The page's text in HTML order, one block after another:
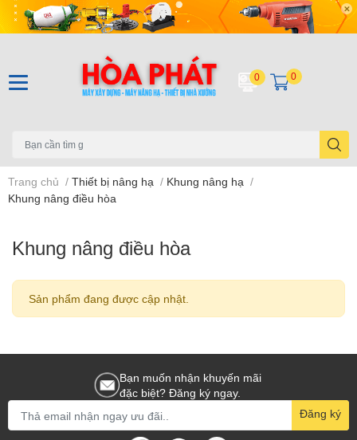
0 0
Trang chủ / Thiết bị nâng hạ / Khung nâng hạ /
Khung nâng điều hòa
Khung nâng điều hòa
Sản phẩm đang được cập nhật.
Bạn muốn nhận khuyến mãi
đặc biệt? Đăng ký ngay.
Đăng ký